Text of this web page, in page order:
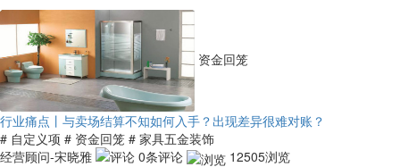
资金回笼
行业痛点丨与卖场结算不知如何入手？出现差异很难对账？
# 自定义项 # 资金回笼 # 家具五金装饰
经营顾问-宋晓雅
0条评论 12505浏览